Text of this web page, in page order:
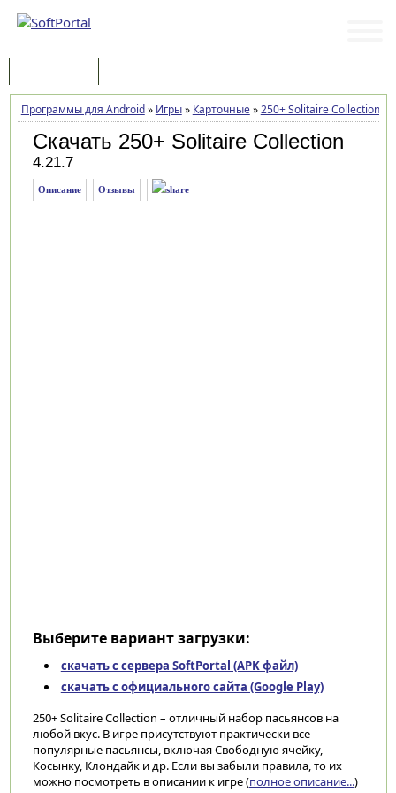
Программы для Android» Игры» Карточные»250+ Solitaire Collection
Скачать 250+ Solitaire Collection
4.21.7
Описание Отзывы
Выберите вариант загрузки:
скачать с сервера SoftPortal (APK файл)
скачать с официального сайта (Google Play)
250+ Solitaire Collection – отличный набор пасьянсов на
любой вкус. В игре присутствуют практически все
популярные пасьянсы, включая Свободную ячейку,
Косынку, Клондайк и др. Если вы забыли правила, то их
можно посмотреть в описании к игре (полное описание...)